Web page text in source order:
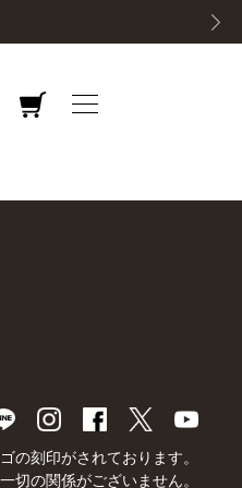
の刻印がされております。
切の関係がございません。